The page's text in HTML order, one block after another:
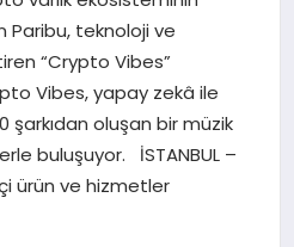
Paribu, teknoloji ve
“Crypto Vibes”
Vibes, yapay zekâ ile
şarkıdan oluşan bir müzik
buluşuyor. İSTANBUL –
ürün ve hizmetler